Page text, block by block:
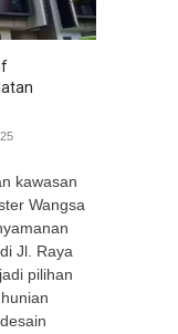
kawasan
Wangsa
Jl. Raya
pilihan